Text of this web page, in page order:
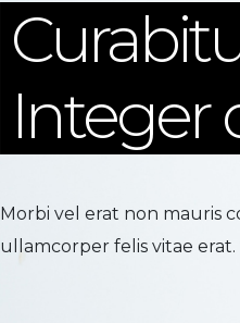
Integer
Morbi vel erat non mauris
ullamcorper felis vitae erat.